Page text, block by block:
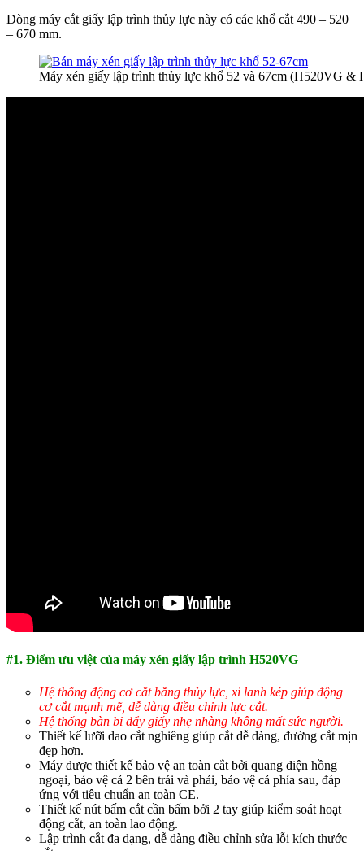
Dòng máy cắt giấy lập trình thủy lực này có các khổ cắt 490 – 520
– 670 mm.
Máy xén giấy lập trình thủy lực khổ 52 và 67cm (H520VG &
#1. Điểm ưu việt của máy xén giấy lập trình H520VG
Hệ thống động cơ cắt bằng thủy lực, xi lanh kép giúp động
cơ cắt mạnh mẽ, dễ dàng điều chỉnh lực cắt.
Hệ thống bàn bi đẩy giấy nhẹ nhàng không mất sức người.
Thiết kế lưỡi dao cắt nghiêng giúp cắt dễ dàng, đường cắt mịn
đẹp hơn.
Máy được thiết kế bảo vệ an toàn cắt bởi quang điện hồng
ngoại, bảo vệ cả 2 bên trái và phải, bảo vệ cả phía sau, đáp
ứng với tiêu chuẩn an toàn CE.
Thiết kế nút bấm cắt cần bấm bởi 2 tay giúp kiểm soát hoạt
động cắt, an toàn lao động.
Lập trình cắt đa dạng, dễ dàng điều chỉnh sửa lỗi kích thước